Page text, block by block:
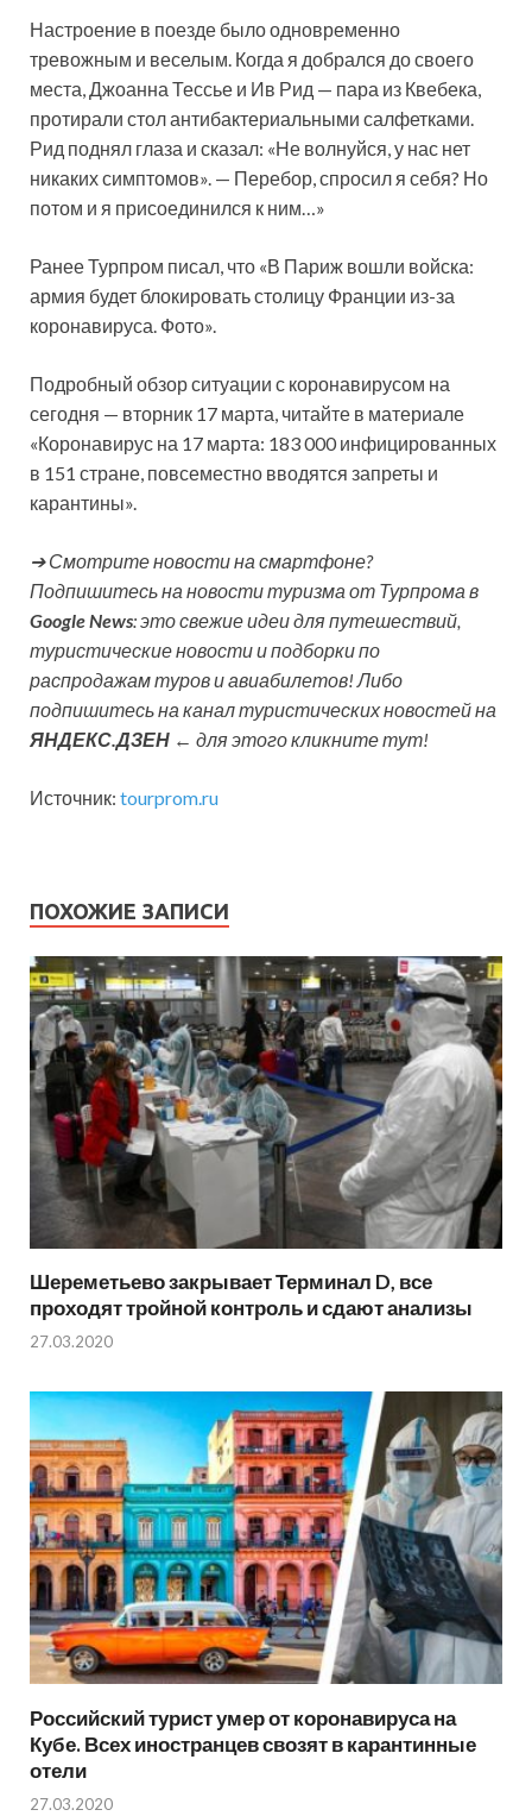
Настроение в поезде было одновременно
тревожным и веселым. Когда я добрался до своего
места, Джоанна Тессье и Ив Рид — пара из Квебека,
протирали стол антибактериальными салфетками.
Рид поднял глаза и сказал: «Не волнуйся, у нас нет
никаких симптомов». — Перебор, спросил я себя? Но
потом и я присоединился к ним…»
Ранее Турпром писал, что «В Париж вошли войска:
армия будет блокировать столицу Франции из-за
коронавируса. Фото».
Подробный обзор ситуации с коронавирусом на
сегодня — вторник 17 марта, читайте в материале
«Коронавирус на 17 марта: 183 000 инфицированных
в 151 стране, повсеместно вводятся запреты и
карантины».
➔ Смотрите новости на смартфоне?
Подпишитесь на новости туризма от Турпрома в
Google News: это свежие идеи для путешествий,
туристические новости и подборки по
распродажам туров и авиабилетов! Либо
подпишитесь на канал туристических новостей на
ЯНДЕКС.ДЗЕН ← для этого кликните тут!
Источник: tourprom.ru
ПОХОЖИЕ ЗАПИСИ
Шереметьево закрывает Терминал D, все
проходят тройной контроль и сдают анализы
27.03.2020
Российский турист умер от коронавируса на
Кубе. Всех иностранцев свозят в карантинные
отели
27.03.2020